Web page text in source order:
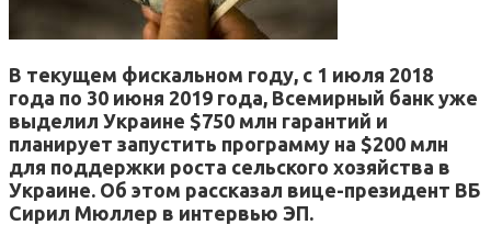
В текущем фискальном году, с 1 июля 2018
года по 30 июня 2019 года, Всемирный банк уже
выделил Украине $750 млн гарантий и
планирует запустить программу на $200 млн
для поддержки роста сельского хозяйства в
Украине. Об этом рассказал вице-президент ВБ
Сирил Мюллер в интервью ЭП.